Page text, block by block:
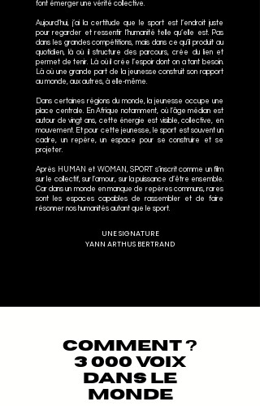
font émerger une vérité collective.
Aujourd’hui, j’ai la certitude que le sport est l’endroit juste
pour regarder et ressentir l’humanité telle qu’elle est. Pas
dans les grandes compétitions, mais dans ce qu’il produit au
quotidien, là où il structure des parcours, crée du lien et
permet de tenir. Là où il crée l’espoir dont on a tant besoin.
Là où une grande part de la jeunesse construit son rapport
au monde, aux autres, à elle-même.
Dans certaines régions du monde, la jeunesse occupe une
place centrale. En Afrique notamment, où l’âge médian est
autour de vingt ans, cette énergie est visible, collective, en
mouvement. Et pour cette jeunesse, le sport est souvent un
cadre, un repère, un espace pour se construire et se
projeter.
Après HUMAN et WOMAN, SPORT s’inscrit comme un film
sur le collectif, sur l’amour, sur la puissance d’être ensemble.
Car dans un monde en manque de repères communs, rares
sont les espaces capables de rassembler et de faire
résonner nos humanités autant que le sport.
UNE SIGNATURE
YANN ARTHUS BERTRAND
COMMENT ?
3 000 VOIX
DANS LE
MONDE